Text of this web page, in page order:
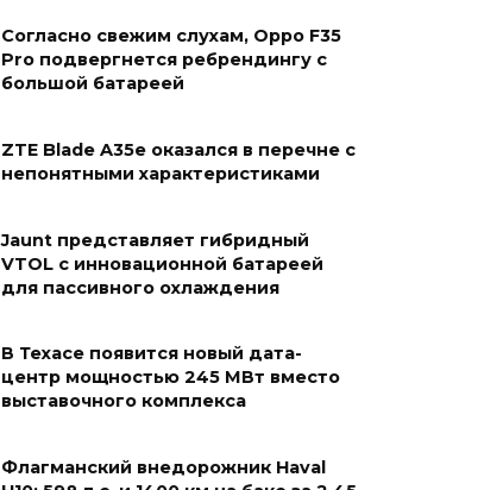
Согласно свежим слухам, Oppo F35
Pro подвергнется ребрендингу с
большой батареей
ZTE Blade A35e оказался в перечне с
непонятными характеристиками
Jaunt представляет гибридный
VTOL с инновационной батареей
для пассивного охлаждения
В Техасе появится новый дата-
центр мощностью 245 МВт вместо
выставочного комплекса
Флагманский внедорожник Haval